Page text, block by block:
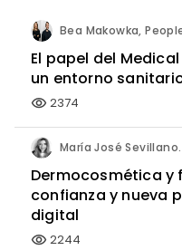
El papel del
un entorno
visibility 2374
Dermocosmética y
confianza y nueva
digital
visibility 2244